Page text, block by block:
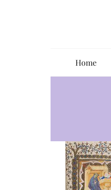
Home